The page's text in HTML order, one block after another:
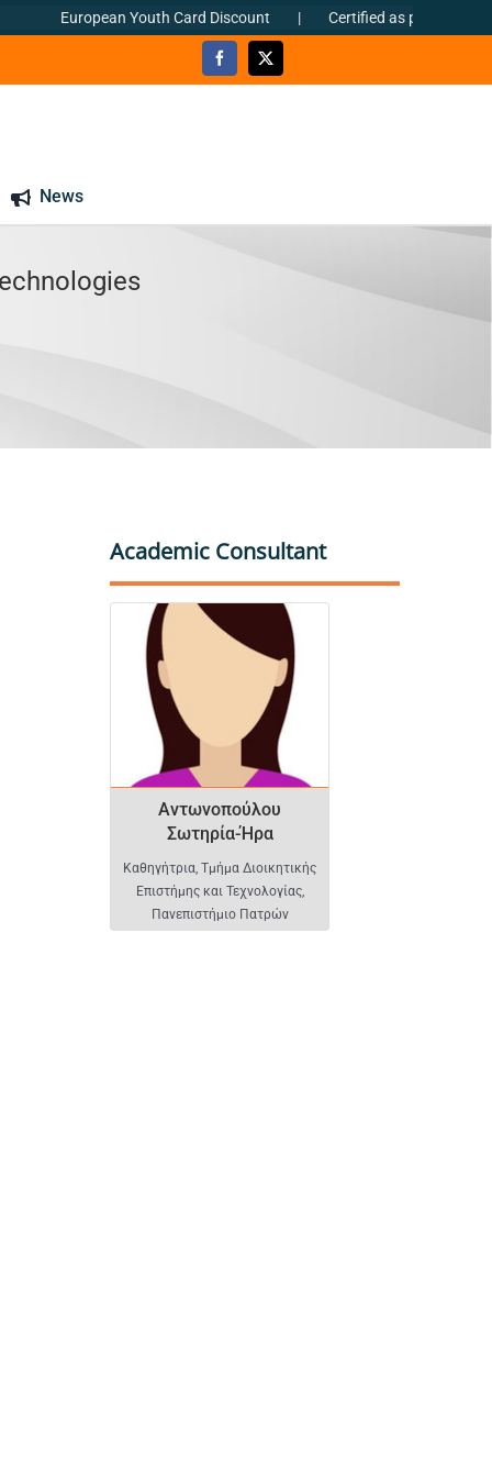
European Youth Card Discount | Certified as per ΕΝ ISO
News
Academic Consultant
Αντωνοπούλου
Σωτηρία-Ήρα
Καθηγήτρια, Τμήμα Διοικητικής
Επιστήμης και Τεχνολογίας,
Πανεπιστήμιο Πατρών